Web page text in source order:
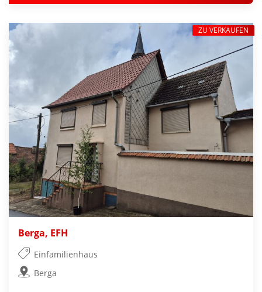
Berga, EFH
Einfamilienhaus
Berga
ZU VERKAUFEN